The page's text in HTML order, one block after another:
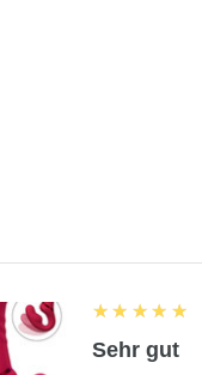
5
★★★★★
Sehr gut